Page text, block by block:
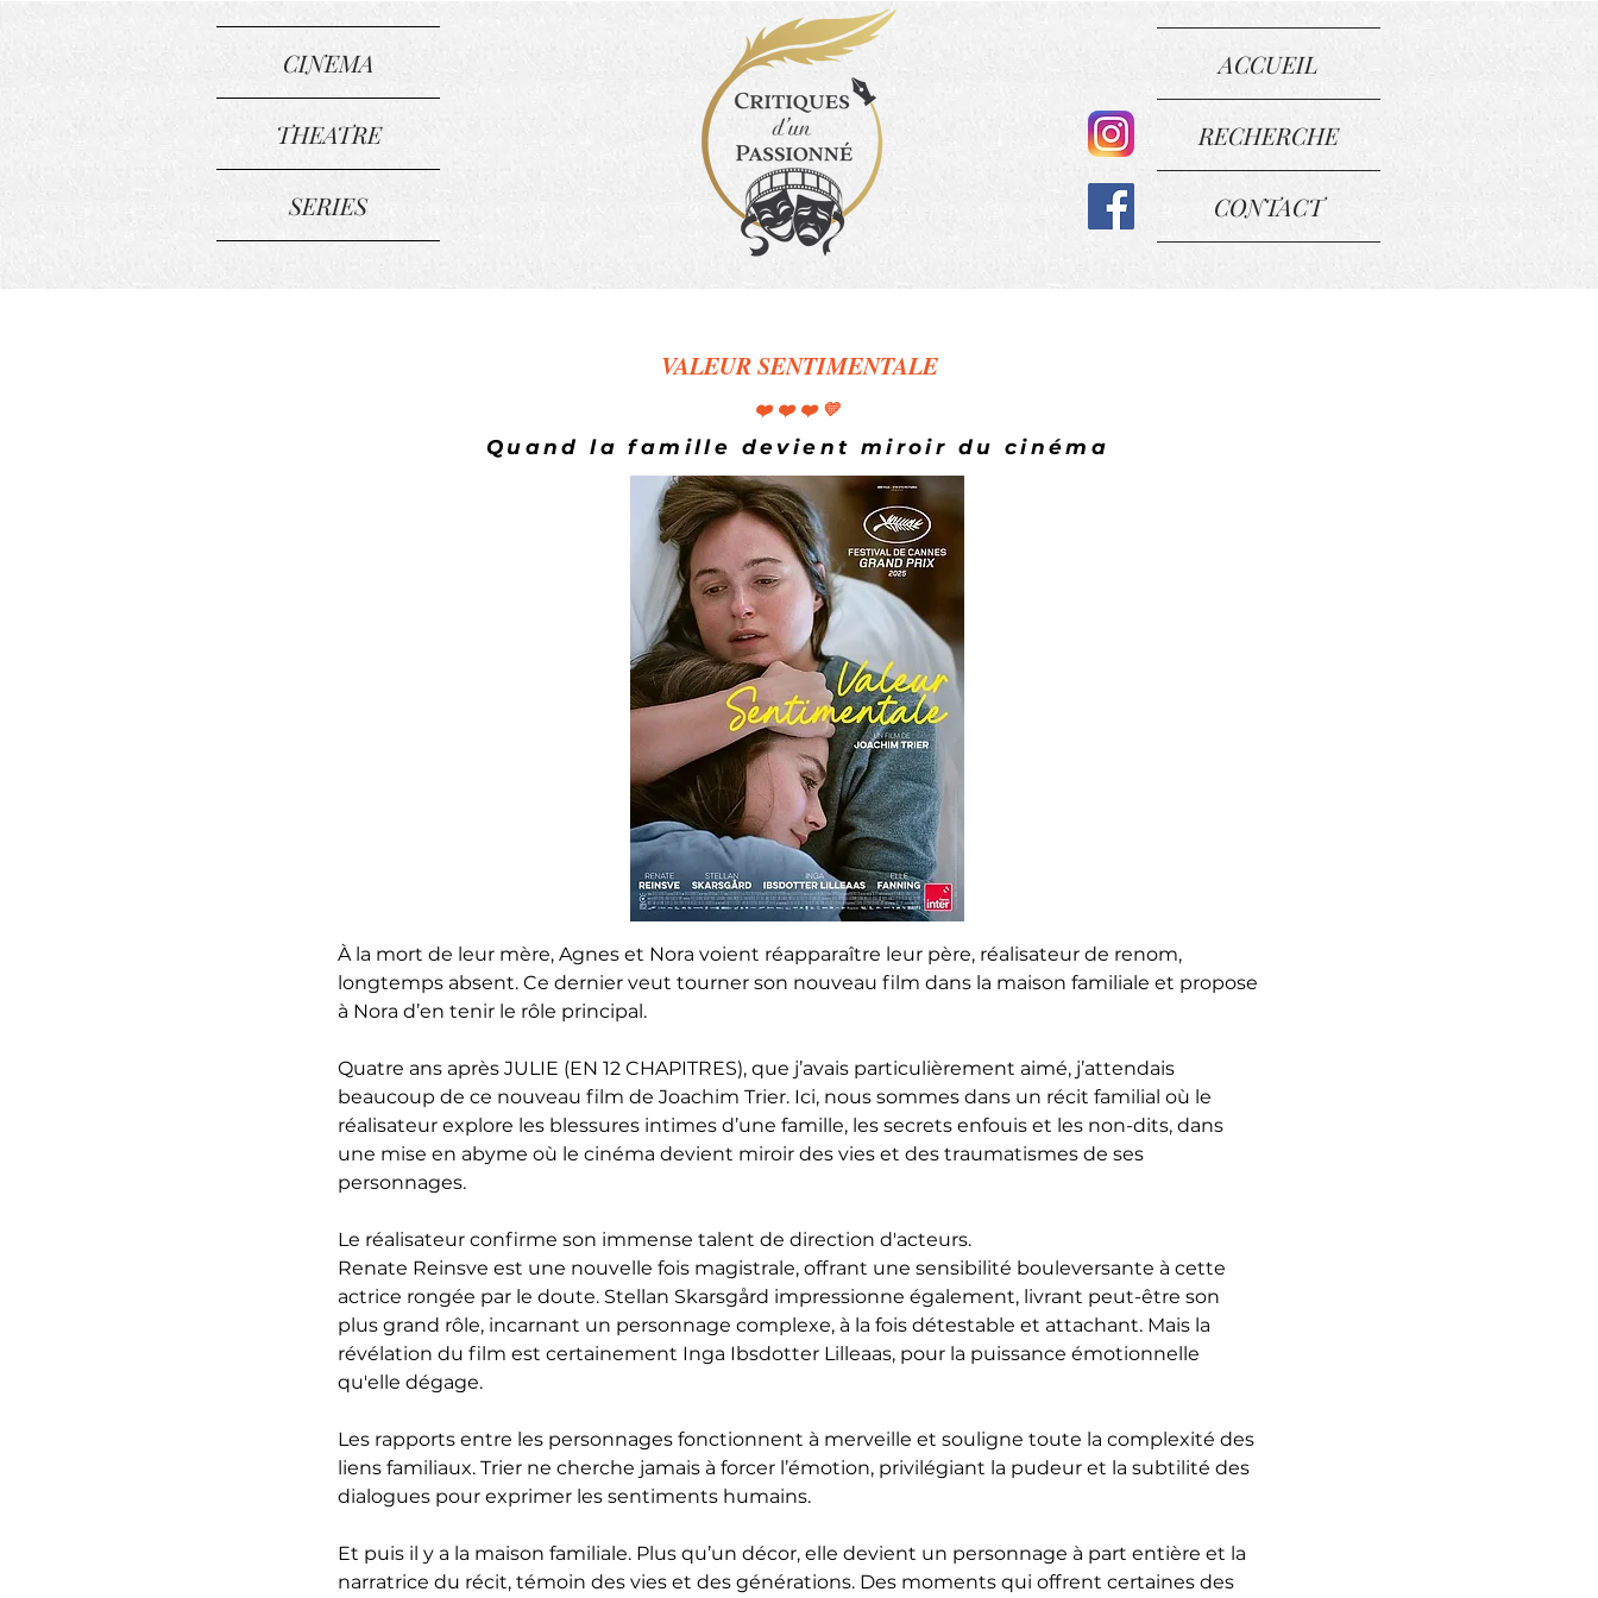
CINEMA
THEATRE
SERIES
ACCUEIL
RECHERCHE
CONTACT
VALEUR SENTIMENTALE
❤️❤️❤️💛
Quand la famille devient miroir du cinéma
À la mort de leur mère, Agnes et Nora voient réapparaître leur père, réalisateur de renom,
longtemps absent. Ce dernier veut tourner son nouveau film dans la maison familiale et propose
à Nora d’en tenir le rôle principal.
Quatre ans après JULIE (EN 12 CHAPITRES), que j’avais particulièrement aimé, j’attendais
beaucoup de ce nouveau film de Joachim Trier. Ici, nous sommes dans un récit familial où le
réalisateur explore les blessures intimes d’une famille, les secrets enfouis et les non-dits, dans
une mise en abyme où le cinéma devient miroir des vies et des traumatismes de ses
personnages.
Le réalisateur confirme son immense talent de direction d'acteurs.
Renate Reinsve est une nouvelle fois magistrale, offrant une sensibilité bouleversante à cette
actrice rongée par le doute. Stellan Skarsgård impressionne également, livrant peut-être son
plus grand rôle, incarnant un personnage complexe, à la fois détestable et attachant. Mais la
révélation du film est certainement Inga Ibsdotter Lilleaas, pour la puissance émotionnelle
qu'elle dégage.
Les rapports entre les personnages fonctionnent à merveille et souligne toute la complexité des
liens familiaux. Trier ne cherche jamais à forcer l’émotion, privilégiant la pudeur et la subtilité des
dialogues pour exprimer les sentiments humains.
Et puis il y a la maison familiale. Plus qu’un décor, elle devient un personnage à part entière et la
narratrice du récit, témoin des vies et des générations. Des moments qui offrent certaines des